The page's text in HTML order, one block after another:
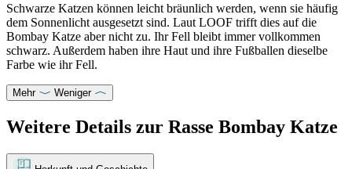
Schwarze Katzen können leicht bräunlich werden, wenn sie häufig
dem Sonnenlicht ausgesetzt sind. Laut LOOF trifft dies auf die
Bombay Katze aber nicht zu. Ihr Fell bleibt immer vollkommen
schwarz. Außerdem haben ihre Haut und ihre Fußballen dieselbe
Farbe wie ihr Fell.
Mehr Weniger
Weitere Details zur Rasse Bombay Katze